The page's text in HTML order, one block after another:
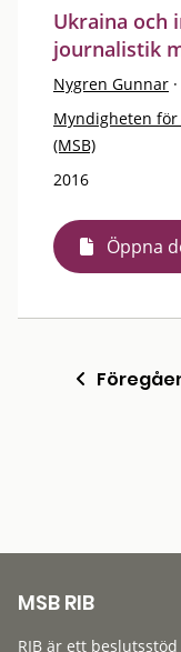
Ukraina och
journalistik
Nygren Gunnar ·
Myndigheten
(MSB)
2016
Öppna
MSB RIB
RIB är ett